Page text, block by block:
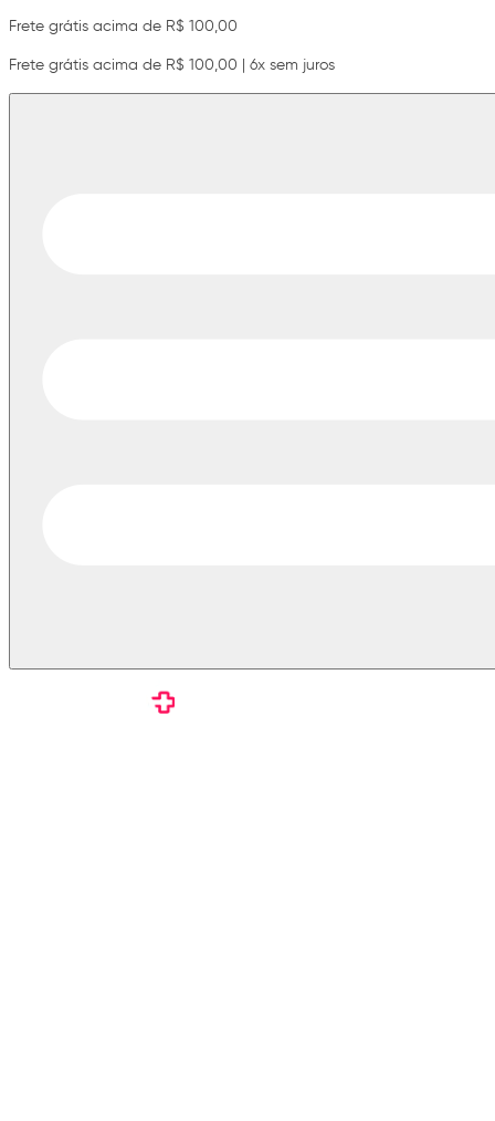
Frete grátis acima de R$ 100,00
Frete grátis acima de R$ 100,00 | 6x sem juros